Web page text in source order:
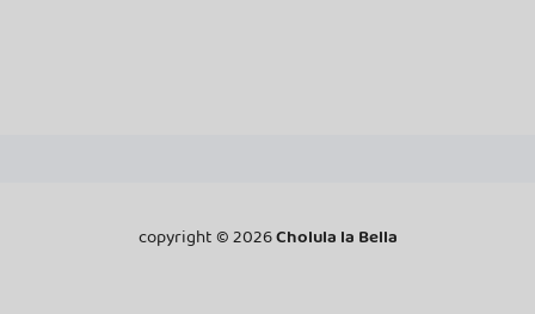
copyright ©2026Cholula la Bella